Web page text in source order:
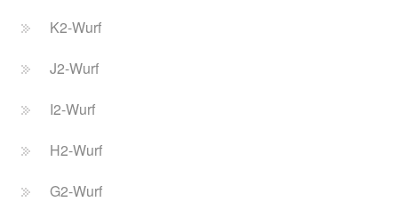
K2-Wurf
J2-Wurf
I2-Wurf
H2-Wurf
G2-Wurf